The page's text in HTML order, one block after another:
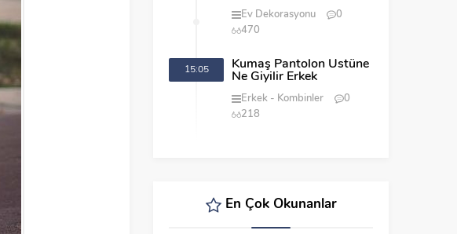
Ev Dekorasyonu
0
470
15:05
Kumaş Pantolon Üstüne
Ne Giyilir Erkek
Erkek Kombinler
0
218
En Çok Okunanlar